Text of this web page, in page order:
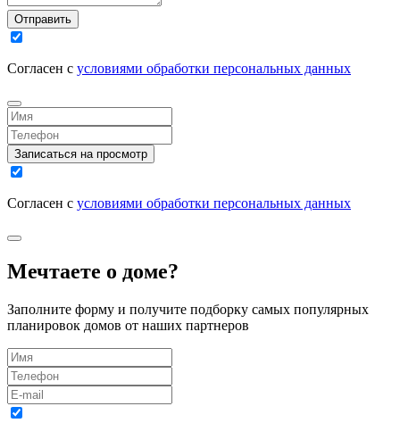
Отправить
Согласен с условиями обработки персональных данных
Записаться на просмотр
Согласен с условиями обработки персональных данных
Мечтаете о доме?
Заполните форму и получите подборку самых популярных
планировок домов от наших партнеров